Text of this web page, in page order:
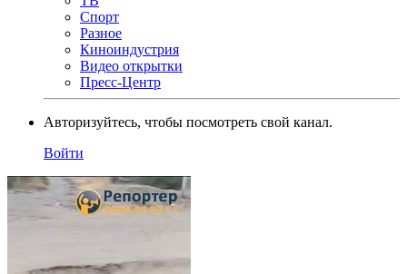
Спорт
Разное
Киноиндустрия
Видео открытки
Пресс-Центр
Авторизуйтесь, чтобы посмотреть свой канал.
Войти